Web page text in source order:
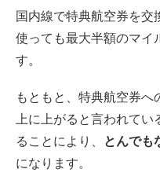
国内線で特典航空券を
使っても最大半額のマイ
す。
もともと、特典航空券
上に上がると言われてい
ることにより、 とんでも
になります。